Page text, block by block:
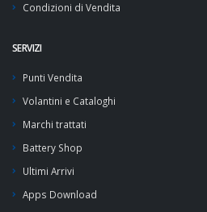
Condizioni di Vendita
SERVIZI
Punti Vendita
Volantini e Cataloghi
Marchi trattati
Battery Shop
Ultimi Arrivi
Apps Download